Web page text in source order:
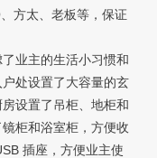
方太、老板等，保证
业主的生活小习惯和
处设置了大容量的玄
设置了吊柜、地柜和
柜和浴室柜，方便收
插座，方便业主使